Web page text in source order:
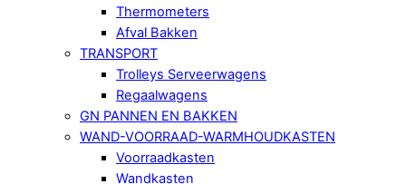
Thermometers
Afval Bakken
TRANSPORT
Trolleys Serveerwagens
Regaalwagens
GN PANNEN EN BAKKEN
WAND-VOORRAAD-WARMHOUDKASTEN
Voorraadkasten
Wandkasten